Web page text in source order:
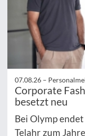
07.08.26 –
Corporate
besetzt neu
Bei Olymp
Telahr zum